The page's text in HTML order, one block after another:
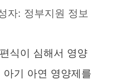
자: 정부지원 정보
식이 심해서 영양
기 아연 영양제를